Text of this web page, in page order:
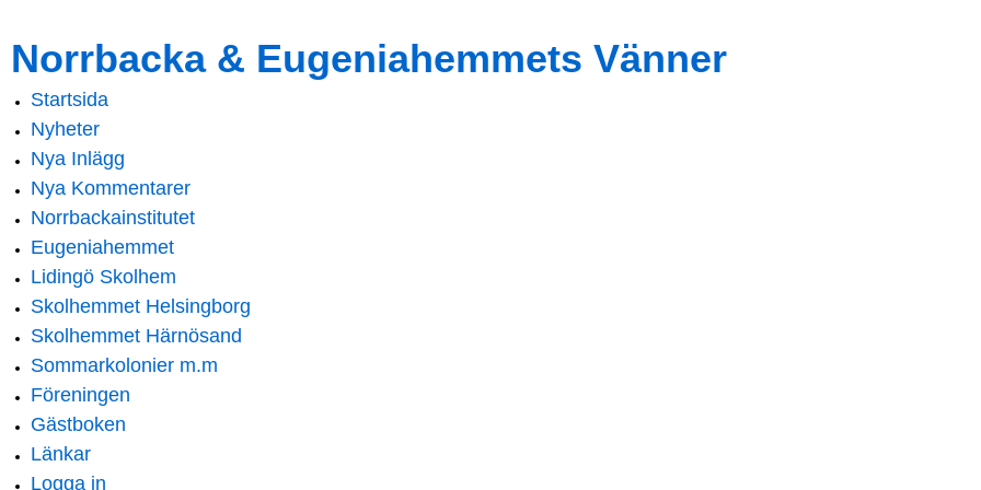
main
content
navigation
Norrbacka & Eugeniahemmets Vänner
Main menu
Startsida
Nyheter
Nya Inlägg
Nya Kommentarer
Norrbackainstitutet
Eugeniahemmet
Lidingö Skolhem
Skolhemmet Helsingborg
Skolhemmet Härnösand
Sommarkolonier m.m
Föreningen
Gästboken
Länkar
Logga in